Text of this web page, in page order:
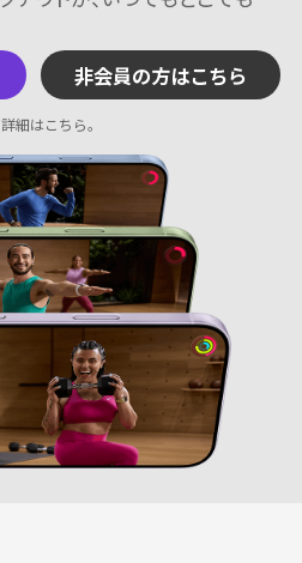
非会員の方はこちら
詳細はこちら。